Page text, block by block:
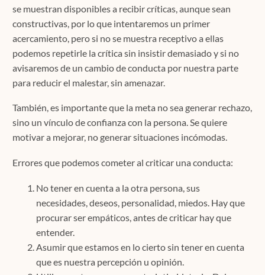
se muestran disponibles a recibir críticas, aunque sean
constructivas, por lo que intentaremos un primer
acercamiento, pero si no se muestra receptivo a ellas
podemos repetirle la crítica sin insistir demasiado y si no
avisaremos de un cambio de conducta por nuestra parte
para reducir el malestar, sin amenazar.
También, es importante que la meta no sea generar rechazo,
sino un vínculo de confianza con la persona. Se quiere
motivar a mejorar, no generar situaciones incómodas.
Errores que podemos cometer al criticar una conducta:
No tener en cuenta a la otra persona, sus
necesidades, deseos, personalidad, miedos. Hay que
procurar ser empáticos, antes de criticar hay que
entender.
Asumir que estamos en lo cierto sin tener en cuenta
que es nuestra percepción u opinión.